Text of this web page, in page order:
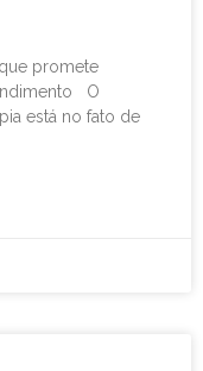
promete
O
está no fato de